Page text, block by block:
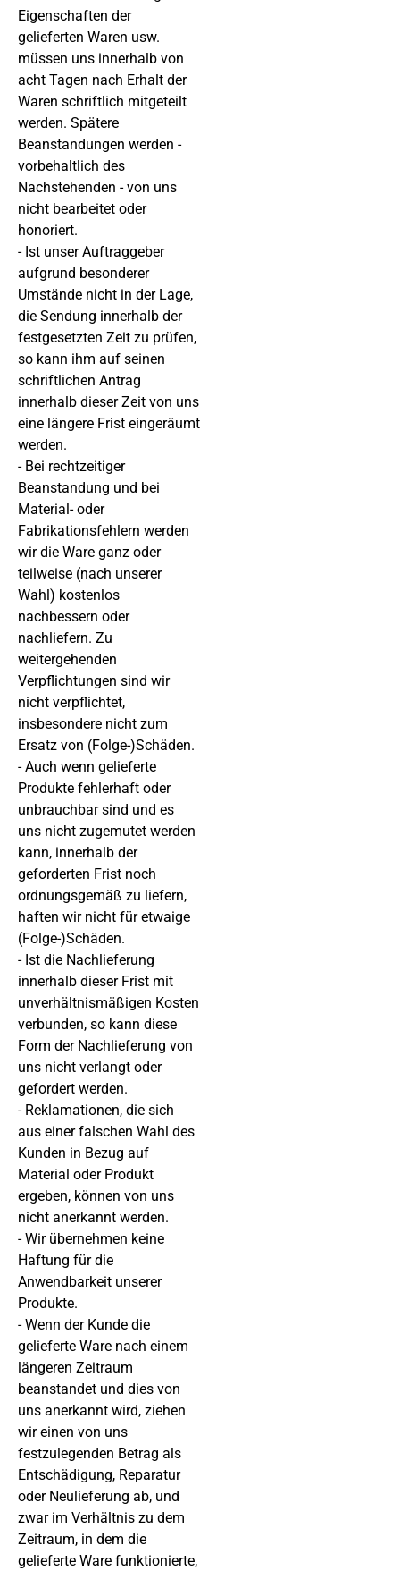
Eigenschaften der
gelieferten Waren usw.
müssen uns innerhalb von
acht Tagen nach Erhalt der
Waren schriftlich mitgeteilt
werden. Spätere
Beanstandungen werden -
vorbehaltlich des
Nachstehenden - von uns
nicht bearbeitet oder
honoriert.
- Ist unser Auftraggeber
aufgrund besonderer
Umstände nicht in der Lage,
die Sendung innerhalb der
festgesetzten Zeit zu prüfen,
so kann ihm auf seinen
schriftlichen Antrag
innerhalb dieser Zeit von uns
eine längere Frist eingeräumt
werden.
- Bei rechtzeitiger
Beanstandung und bei
Material- oder
Fabrikationsfehlern werden
wir die Ware ganz oder
teilweise (nach unserer
Wahl) kostenlos
nachbessern oder
nachliefern. Zu
weitergehenden
Verpflichtungen sind wir
nicht verpflichtet,
insbesondere nicht zum
Ersatz von (Folge-)Schäden.
- Auch wenn gelieferte
Produkte fehlerhaft oder
unbrauchbar sind und es
uns nicht zugemutet werden
kann, innerhalb der
geforderten Frist noch
ordnungsgemäß zu liefern,
haften wir nicht für etwaige
(Folge-)Schäden.
- Ist die Nachlieferung
innerhalb dieser Frist mit
unverhältnismäßigen Kosten
verbunden, so kann diese
Form der Nachlieferung von
uns nicht verlangt oder
gefordert werden.
- Reklamationen, die sich
aus einer falschen Wahl des
Kunden in Bezug auf
Material oder Produkt
ergeben, können von uns
nicht anerkannt werden.
- Wir übernehmen keine
Haftung für die
Anwendbarkeit unserer
Produkte.
- Wenn der Kunde die
gelieferte Ware nach einem
längeren Zeitraum
beanstandet und dies von
uns anerkannt wird, ziehen
wir einen von uns
festzulegenden Betrag als
Entschädigung, Reparatur
oder Neulieferung ab, und
zwar im Verhältnis zu dem
Zeitraum, in dem die
gelieferte Ware funktionierte,